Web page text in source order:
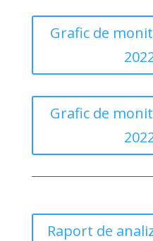
Grafic de
Grafic de
Raport de